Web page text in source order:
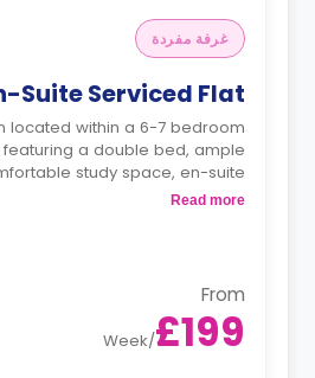
غرفة مفردة
Suite Serviced Flat
located within a 6-7 bedroom
a double bed, ample
study space, en-suite
living with comfy chairs, a
and utensils including private
storage, dishwasher, blender,
breakfast table/bar, and much
more.
Read more
From
£199
/
Week